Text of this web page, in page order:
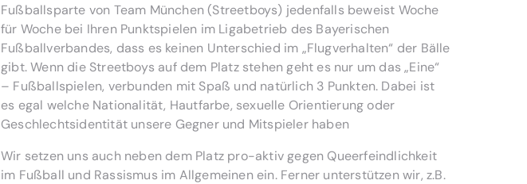
Fußballsparte von Team München (Streetboys) jedenfalls beweist Woche
für Woche bei Ihren Punktspielen im Ligabetrieb des Bayerischen
Fußballverbandes, dass es keinen Unterschied im „Flugverhalten“ der Bälle
gibt. Wenn die Streetboys auf dem Platz stehen geht es nur um das „Eine“
– Fußballspielen, verbunden mit Spaß und natürlich 3 Punkten. Dabei ist
es egal welche Nationalität, Hautfarbe, sexuelle Orientierung oder
Geschlechtsidentität unsere Gegner und Mitspieler haben
Wir setzen uns auch neben dem Platz pro-aktiv gegen Queerfeindlichkeit
im Fußball und Rassismus im Allgemeinen ein. Ferner unterstützen wir, z.B.